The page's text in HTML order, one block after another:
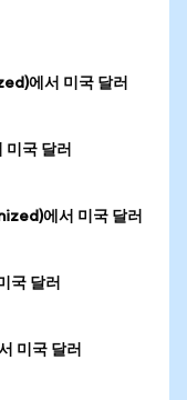
에서 미국 달러
국 달러
에서 미국 달러
국 달러
미국 달러